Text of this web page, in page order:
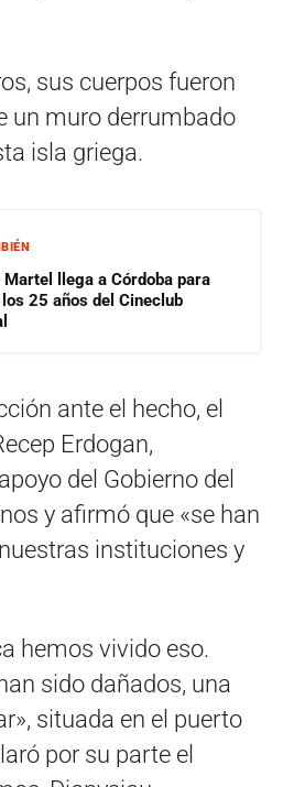
sus cuerpos fueron
un muro derrumbado
isla griega.
Martel llega a Córdoba para
25 años del Cineclub
ante el hecho, el
Erdogan,
del Gobierno del
y afirmó que «se han
instituciones y
hemos vivido eso.
sido dañados, una
situada en el puerto
por su parte el